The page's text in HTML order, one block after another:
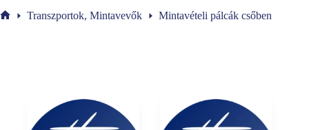
Transzportok, Mintavevők Mintavételi pálcák csőben